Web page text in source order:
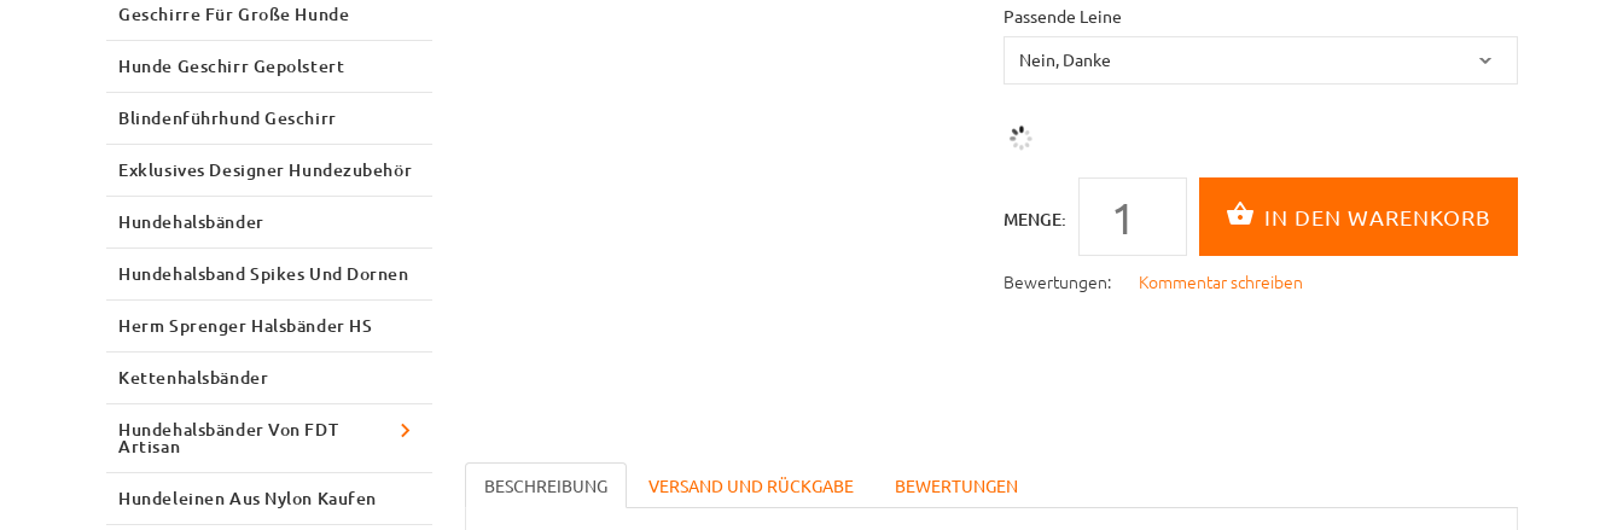
Passende Leine
MENGE:
Bewertungen: Kommentar schreiben
BESCHREIBUNG VERSAND UND RÜCKGABE BEWERTUNGEN
Geschirre Für Große Hunde
Hunde Geschirr Gepolstert
Blindenführhund Geschirr
Exklusives Designer Hundezubehör
Hundehalsbänder
Hundehalsband Spikes Und Dornen
Herm Sprenger Halsbänder HS
Kettenhalsbänder
Hundehalsbänder Von FDT
Artisan
Hundeleinen Aus Nylon Kaufen